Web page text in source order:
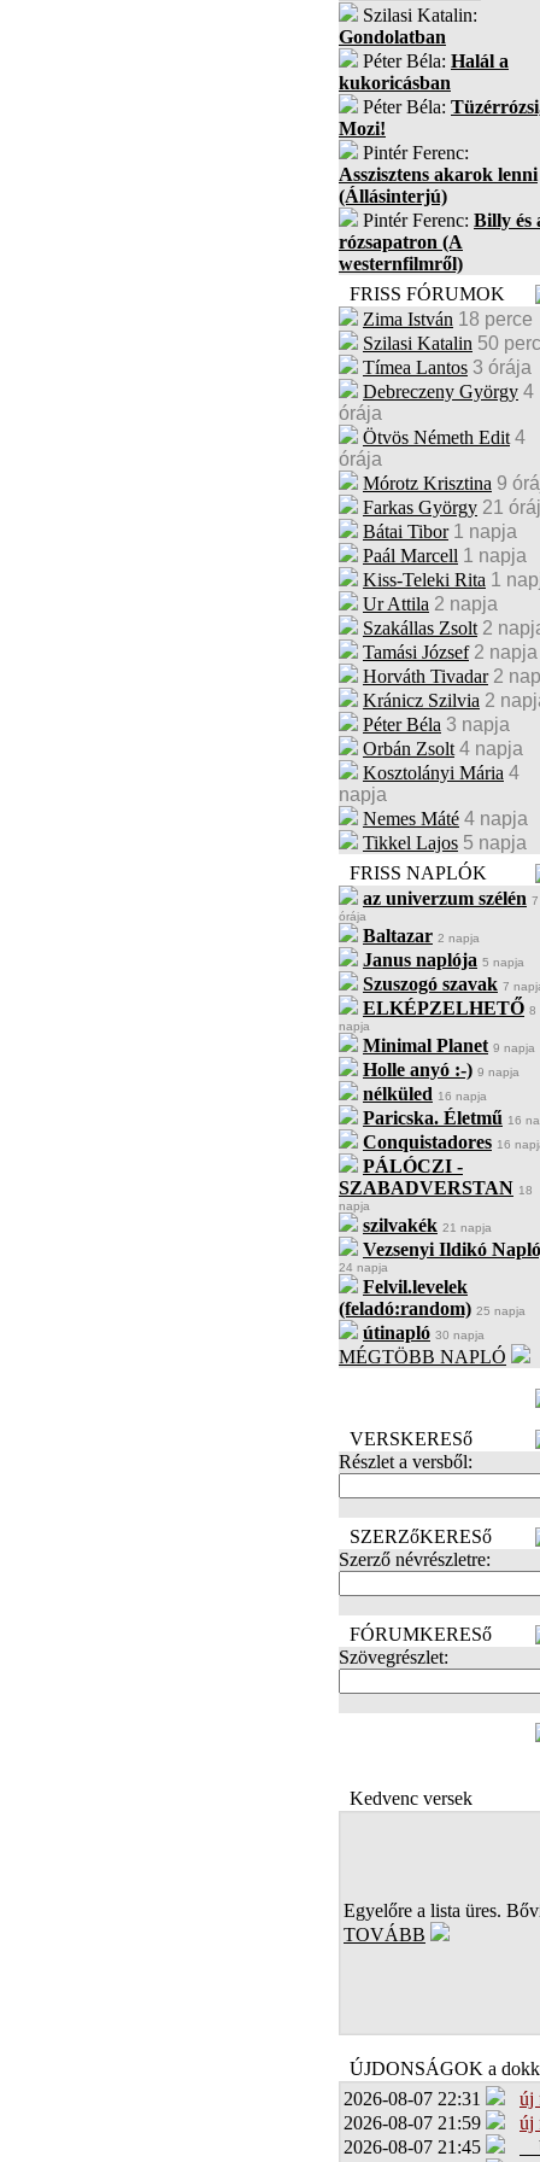
Szilasi Katalin:
Gondolatban
Péter Béla: Halál a
kukoricásban
Péter Béla:
Mozi!
Pintér Ferenc:
Asszisztens akarok lenni
(Állásinterjú)
Pintér Ferenc: Billy és
rózsapatron (A
westernfilmről)
FRISS FÓRUMOK
Zima István 18 perce
Szilasi Katalin 50
Tímea Lantos 3 órája
Debreczeny György 4
órája
Ötvös Németh Edit 4
órája
Mórotz Krisztina 9
Farkas György 21
Bátai Tibor 1 napja
Paál Marcell 1 napja
Kiss-Teleki Rita 1
Ur Attila 2 napja
Szakállas Zsolt 2
Tamási József 2 napja
Horváth Tivadar 2
Kránicz Szilvia 2
Péter Béla 3 napja
Orbán Zsolt 4 napja
Kosztolányi Mária 4
napja
Nemes Máté 4 napja
Tikkel Lajos 5 napja
FRISS NAPLÓK
az univerzum szélén 7
órája
Baltazar 2 napja
Janus naplója 5 napja
Szuszogó szavak 7
ELKÉPZELHETŐ 8
napja
Minimal Planet 9 napja
Holle anyó :-) 9 napja
nélküled 16 napja
Paricska. Életmű 16
Conquistadores 16
PÁLÓCZI -
SZABADVERSTAN 18
napja
szilvakék 21 napja
Vezsenyi Ildikó
24 napja
Felvil.levelek
(feladó:random) 25 napja
útinapló 30 napja
MÉGTÖBB NAPLÓ
VERSKERESő
Részlet a versből:
SZERZőKERESő
Szerző névrészletre:
FÓRUMKERESő
Szövegrészlet:
Kedvenc versek
Egyelőre a lista üres.
TOVÁBB
ÚJDONSÁGOK a
2026-08-07 22:31
új
2026-08-07 21:59
új
2026-08-07 21:45